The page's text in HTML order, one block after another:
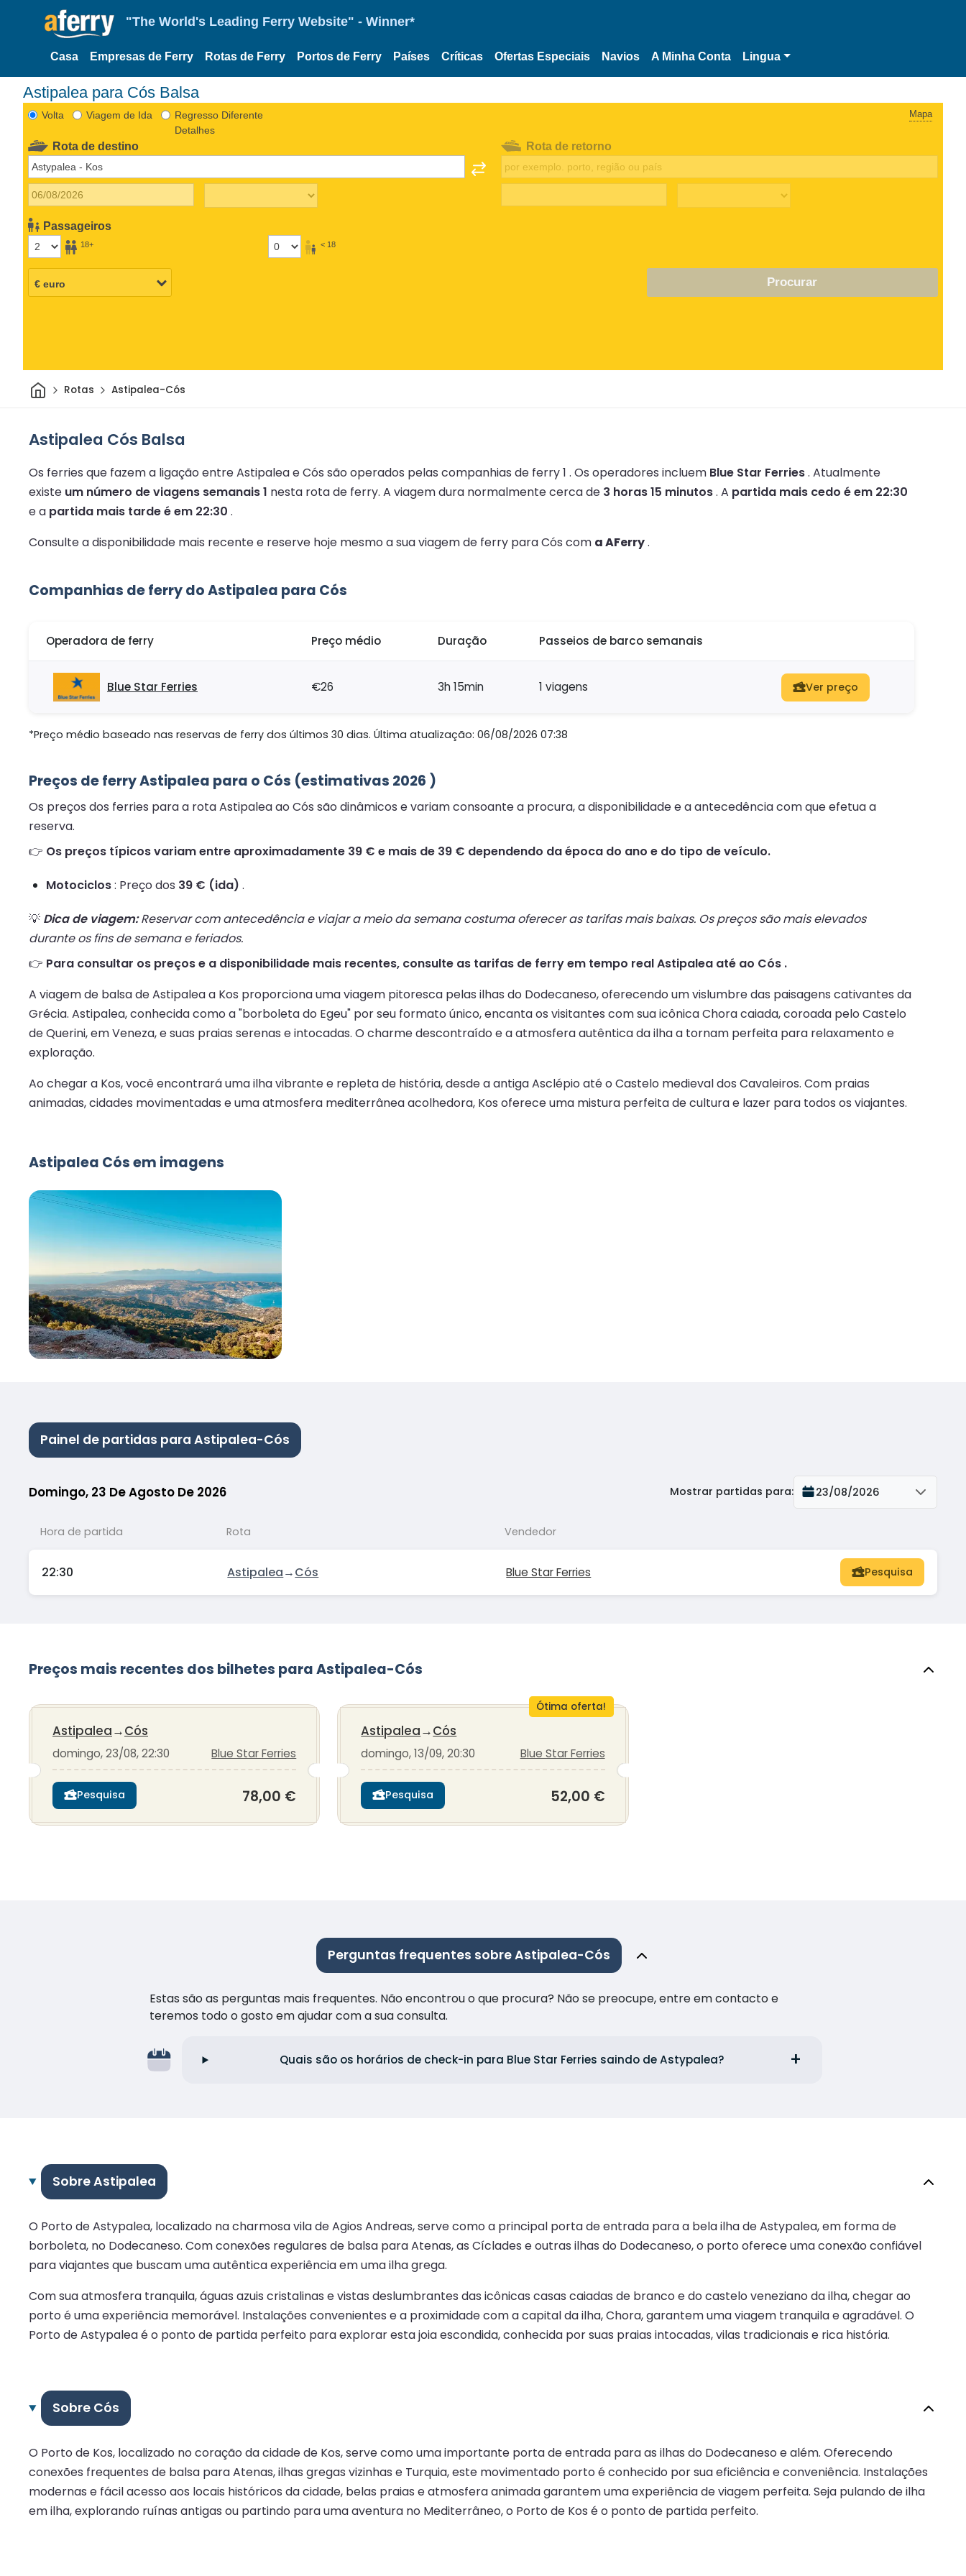
"The World's Leading Ferry Website" - Winner*
Casa Empresas de Ferry Rotas de Ferry Portos de Ferry Países Críticas Ofertas Especiais Navios A Minha Conta Lingua
Astipalea para Cós Balsa
Volta Viagem de Ida
Regresso Diferente
Detalhes
Mapa
Rota de destino
Passageiros
18+ < 18
Rota de retorno
Procurar
CasaRotas Astipalea-Cós
Astipalea Cós Balsa
Os ferries que fazem a ligação entre Astipalea e Cós são operados pelas companhias de ferry 1 . Os operadores incluem Blue Star Ferries. Atualmente
existe um número de viagens semanais 1 nesta rota de ferry. A viagem dura normalmente cerca de 3 horas 15 minutos. A partida mais cedo é em 22:30
e a partida mais tarde é em 22:30 .
Consulte a disponibilidade mais recente e reserve hoje mesmo a sua viagem de ferry para Cós com a AFerry.
Companhias de ferry do Astipalea para Cós
Operadora de ferry Preço médio Duração Passeios de barco semanais
Blue Star Ferries €26 3h 15min 1 viagens Ver preço
*Preço médio baseado nas reservas de ferry dos últimos 30 dias. Última atualização: 06/08/2026 07:38
Preços de ferry Astipalea para o Cós (estimativas 2026 )
Os preços dos ferries para a rota Astipalea ao Cós são dinâmicos e variam consoante a procura, a disponibilidade e a antecedência com que efetua a
reserva.
👉 Os preços típicos variam entre aproximadamente 39 € e mais de 39 € dependendo da época do ano e do tipo de veículo.
Motociclos: Preço dos 39 € (ida) .
💡 Dica de viagem:Reservar com antecedência e viajar a meio da semana costuma oferecer as tarifas mais baixas. Os preços são mais elevados
durante os fins de semana e feriados.
👉 Para consultar os preços e a disponibilidade mais recentes, consulte as tarifas de ferry em tempo real Astipalea até ao Cós .
A viagem de balsa de Astipalea a Kos proporciona uma viagem pitoresca pelas ilhas do Dodecaneso, oferecendo um vislumbre das paisagens cativantes da
Grécia. Astipalea, conhecida como a "borboleta do Egeu" por seu formato único, encanta os visitantes com sua icônica Chora caiada, coroada pelo Castelo
de Querini, em Veneza, e suas praias serenas e intocadas. O charme descontraído e a atmosfera autêntica da ilha a tornam perfeita para relaxamento e
exploração.
Ao chegar a Kos, você encontrará uma ilha vibrante e repleta de história, desde a antiga Asclépio até o Castelo medieval dos Cavaleiros. Com praias
animadas, cidades movimentadas e uma atmosfera mediterrânea acolhedora, Kos oferece uma mistura perfeita de cultura e lazer para todos os viajantes.
Astipalea Cós em imagens
Painel de partidas para Astipalea-Cós
Domingo, 23 De Agosto De 2026 Mostrar partidas para: 23/08/2026
Hora de partida Rota Vendedor
22:30 Astipalea→Cós Blue Star Ferries Pesquisa
Preços mais recentes dos bilhetes para Astipalea-Cós
Astipalea→Cós
domingo, 23/08, 22:30 Blue Star Ferries
Pesquisa 78,00 €
Ótima oferta!
Astipalea→Cós
domingo, 13/09, 20:30 Blue Star Ferries
Pesquisa 52,00 €
Perguntas frequentes sobre Astipalea-Cós
Estas são as perguntas mais frequentes. Não encontrou o que procura? Não se preocupe, entre em contacto e
teremos todo o gosto em ajudar com a sua consulta.
Quais são os horários de check-in para Blue Star Ferries saindo de Astypalea?
Sobre Astipalea
O Porto de Astypalea, localizado na charmosa vila de Agios Andreas, serve como a principal porta de entrada para a bela ilha de Astypalea, em forma de
borboleta, no Dodecaneso. Com conexões regulares de balsa para Atenas, as Cíclades e outras ilhas do Dodecaneso, o porto oferece uma conexão confiável
para viajantes que buscam uma autêntica experiência em uma ilha grega.
Com sua atmosfera tranquila, águas azuis cristalinas e vistas deslumbrantes das icônicas casas caiadas de branco e do castelo veneziano da ilha, chegar ao
porto é uma experiência memorável. Instalações convenientes e a proximidade com a capital da ilha, Chora, garantem uma viagem tranquila e agradável. O
Porto de Astypalea é o ponto de partida perfeito para explorar esta joia escondida, conhecida por suas praias intocadas, vilas tradicionais e rica história.
Sobre Cós
O Porto de Kos, localizado no coração da cidade de Kos, serve como uma importante porta de entrada para as ilhas do Dodecaneso e além. Oferecendo
conexões frequentes de balsa para Atenas, ilhas gregas vizinhas e Turquia, este movimentado porto é conhecido por sua eficiência e conveniência. Instalações
modernas e fácil acesso aos locais históricos da cidade, belas praias e atmosfera animada garantem uma experiência de viagem perfeita. Seja pulando de ilha
em ilha, explorando ruínas antigas ou partindo para uma aventura no Mediterrâneo, o Porto de Kos é o ponto de partida perfeito.